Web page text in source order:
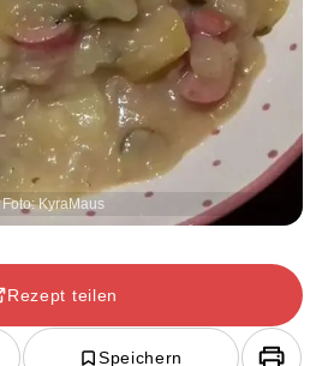
Foto: KyraMaus
Rezept teilen
Speichern